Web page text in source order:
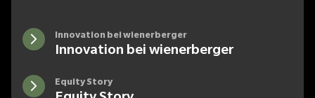
Innovation bei wienerberger
Innovation bei wienerberger
Equity Story